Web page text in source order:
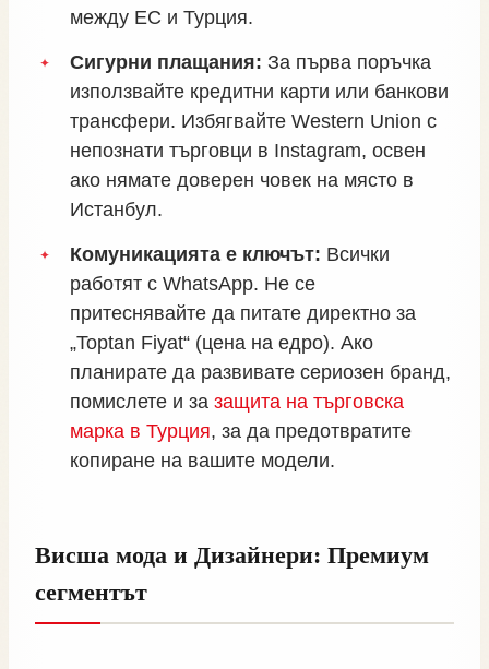
между ЕС и Турция.
Сигурни плащания: За първа поръчка
използвайте кредитни карти или банкови
трансфери. Избягвайте Western Union с
непознати търговци в Instagram, освен
ако нямате доверен човек на място в
Истанбул.
Комуникацията е ключът: Всички
работят с WhatsApp. Не се
притеснявайте да питате директно за
„Toptan Fiyat“ (цена на едро). Ако
планирате да развивате сериозен бранд,
помислете и за защита на търговска
марка в Турция, за да предотвратите
копиране на вашите модели.
Висша мода и Дизайнери: Премиум
сегментът